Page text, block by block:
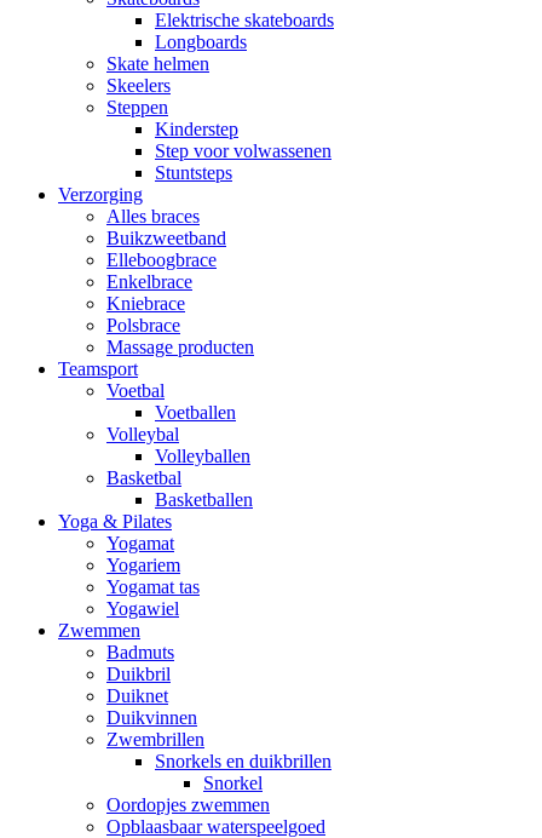
Elektrische skateboards
Longboards
Skate helmen
Skeelers
Steppen
Kinderstep
Step voor volwassenen
Stuntsteps
Verzorging
Alles braces
Buikzweetband
Elleboogbrace
Enkelbrace
Kniebrace
Polsbrace
Massage producten
Teamsport
Voetbal
Voetballen
Volleybal
Volleyballen
Basketbal
Basketballen
Yoga & Pilates
Yogamat
Yogariem
Yogamat tas
Yogawiel
Zwemmen
Badmuts
Duikbril
Duiknet
Duikvinnen
Zwembrillen
Snorkels en duikbrillen
Snorkel
Oordopjes zwemmen
Opblaasbaar waterspeelgoed